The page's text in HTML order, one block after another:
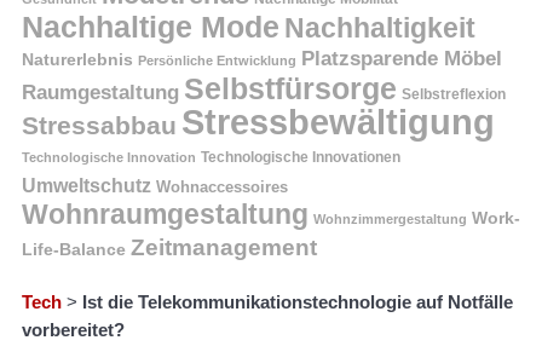
Nachhaltige Mode Nachhaltigkeit
Naturerlebnis Persönliche Entwicklung Platzsparende Möbel
Raumgestaltung Selbstfürsorge Selbstreflexion
Stressabbau Stressbewältigung
Technologische Innovation Technologische Innovationen
Umweltschutz Wohnaccessoires
Wohnraumgestaltung Wohnzimmergestaltung Work-
Life-Balance Zeitmanagement
Tech > Ist die Telekommunikationstechnologie auf Notfälle
vorbereitet?